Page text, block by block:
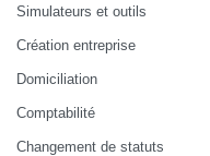
Simulateurs et outils
Création entreprise
Domiciliation
Comptabilité
Changement de statuts